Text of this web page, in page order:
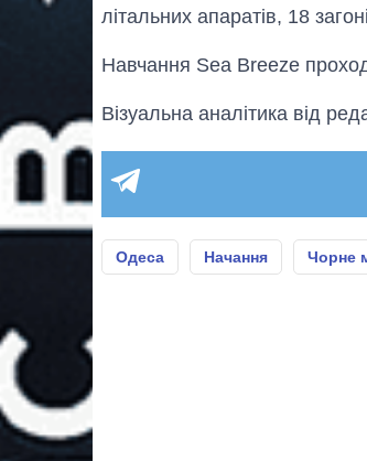
літальних апаратів, 18
Навчання Sea Breeze
Візуальна аналітика від
Одеса Начання Чорне